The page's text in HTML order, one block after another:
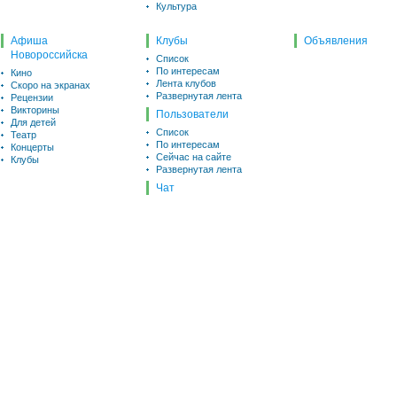
Культура
Афиша
Новороссийска
Кино
Скоро на экранах
Рецензии
Викторины
Для детей
Театр
Концерты
Клубы
Клубы
Список
По интересам
Лента клубов
Развернутая лента
Пользователи
Список
По интересам
Сейчас на сайте
Развернутая лента
Чат
Объявления